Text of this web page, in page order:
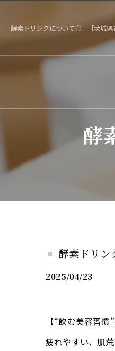
酵素ドリンクについて① 【茨城県
酵
酵素ドリ
2025/04/23
【“飲む美容習慣
疲れやすい、肌